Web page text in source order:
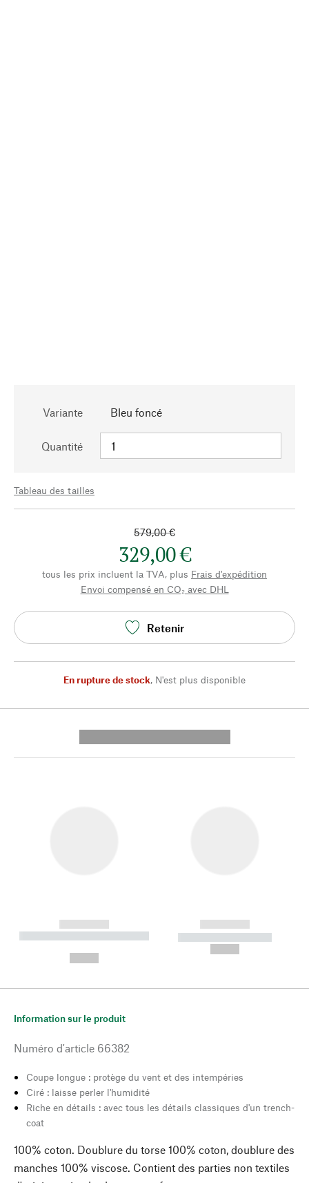
Variante Bleu foncé
Quantité
Tableau des tailles
579,00 €
329,00 €
tous les prix incluent la TVA, plus Frais d'expédition
Envoi compensé en CO₂ avec DHL
Retenir
En rupture de stock, N'est plus disponible
------------
----------- ----------- --------
------------
----------- -----------
Information sur le produit
Numéro d'article 66382
Coupe longue : protège du vent et des intempéries
Ciré : laisse perler l'humidité
Riche en détails : avec tous les détails classiques d'un trench-
coat
100% coton. Doublure du torse 100% coton, doublure des
manches 100% viscose. Contient des parties non textiles